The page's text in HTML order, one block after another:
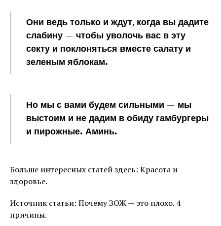
Они ведь только и ждут, когда вы дадите
слабину — чтобы уволочь вас в эту
секту и поклоняться вместе салату и
зеленым яблокам.
Но мы с вами будем сильными — мы
выстоим и не дадим в обиду гамбургеры
и пирожные. Аминь.
Больше интересных статей здесь: Красота и
здоровье.
Источник статьи: Почему ЗОЖ — это плохо. 4
причины.